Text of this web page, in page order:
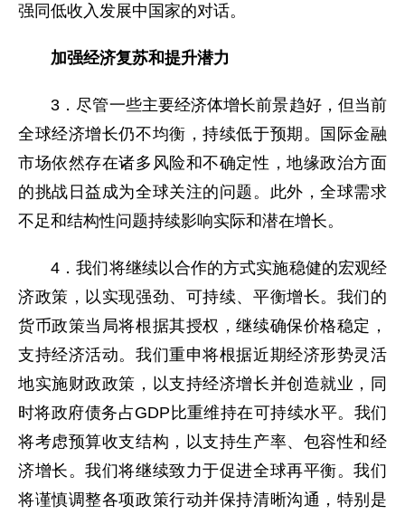
强同低收入发展中国家的对话。
加强经济复苏和提升潜力
3．尽管一些主要经济体增长前景趋好，但当前
全球经济增长仍不均衡，持续低于预期。国际金融
市场依然存在诸多风险和不确定性，地缘政治方面
的挑战日益成为全球关注的问题。此外，全球需求
不足和结构性问题持续影响实际和潜在增长。
4．我们将继续以合作的方式实施稳健的宏观经
济政策，以实现强劲、可持续、平衡增长。我们的
货币政策当局将根据其授权，继续确保价格稳定，
支持经济活动。我们重申将根据近期经济形势灵活
地实施财政政策，以支持经济增长并创造就业，同
时将政府债务占GDP比重维持在可持续水平。我们
将考虑预算收支结构，以支持生产率、包容性和经
济增长。我们将继续致力于促进全球再平衡。我们
将谨慎调整各项政策行动并保持清晰沟通，特别是